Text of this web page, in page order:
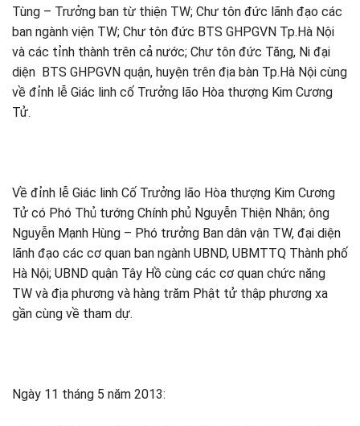
Tùng – Trưởng ban từ thiện TW; Chư tôn đức lãnh đạo các
ban ngành viện TW; Chư tôn đức BTS GHPGVN Tp.Hà Nội
và các tỉnh thành trên cả nước; Chư tôn đức Tăng, Ni đại
diện BTS GHPGVN quận, huyện trên địa bàn Tp.Hà Nội cùng
về đỉnh lễ Giác linh cố Trưởng lão Hòa thượng Kim Cương
Tử.
Về đỉnh lễ Giác linh Cố Trưởng lão Hòa thượng Kim Cương
Tử có Phó Thủ tướng Chính phủ Nguyễn Thiện Nhân; ông
Nguyễn Mạnh Hùng – Phó trưởng Ban dân vận TW, đại diện
lãnh đạo các cơ quan ban ngành UBND, UBMTTQ Thành phố
Hà Nội; UBND quận Tây Hồ cùng các cơ quan chức năng
TW và địa phương và hàng trăm Phật tử thập phương xa
gần cùng về tham dự.
Ngày 11 tháng 5 năm 2013: